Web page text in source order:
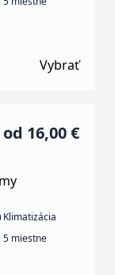
Vybrať
16,00 €
Klimatizácia
5 miestne